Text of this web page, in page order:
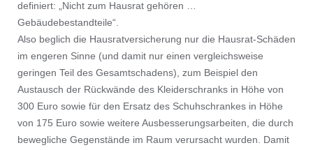
definiert: „Nicht zum Hausrat gehören …
Gebäudebestandteile“.
Also beglich die Hausratversicherung nur die Hausrat-Schäden
im engeren Sinne (und damit nur einen vergleichsweise
geringen Teil des Gesamtschadens), zum Beispiel den
Austausch der Rückwände des Kleiderschranks in Höhe von
300 Euro sowie für den Ersatz des Schuhschrankes in Höhe
von 175 Euro sowie weitere Ausbesserungsarbeiten, die durch
bewegliche Gegenstände im Raum verursacht wurden. Damit